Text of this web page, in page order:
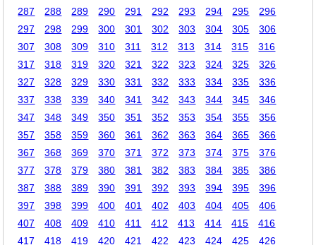
287
288 289 290 291 292 293 294 295
296
297
298 299 300 301 302 303 304 305
306
307
308 309 310 311 312 313 314 315
316
317
318 319 320 321 322 323 324 325
326
327
328 329 330 331 332 333 334 335
336
337
338 339 340 341 342 343 344 345
346
347
348 349 350 351 352 353 354 355
356
357
358 359 360 361 362 363 364 365
366
367
368 369 370 371 372 373 374 375
376
377
378 379 380 381 382 383 384 385
386
387
388 389 390 391 392 393 394 395
396
397
398 399 400 401 402 403 404 405
406
407
408 409 410 411 412 413 414 415
416
417
418 419 420 421 422 423 424 425 426